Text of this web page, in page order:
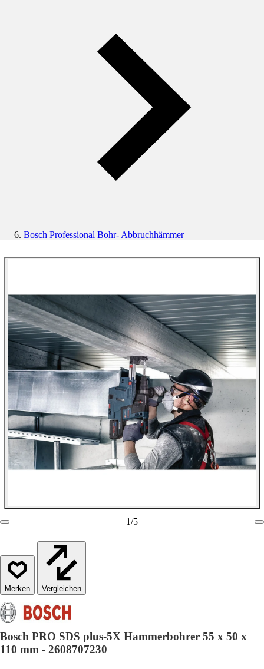
Bosch Professional Bohr- Abbruchhämmer
1/5
Vergleichen
Bosch PRO SDS plus-5X Hammerbohrer 55 x 50 x
110 mm - 2608707230